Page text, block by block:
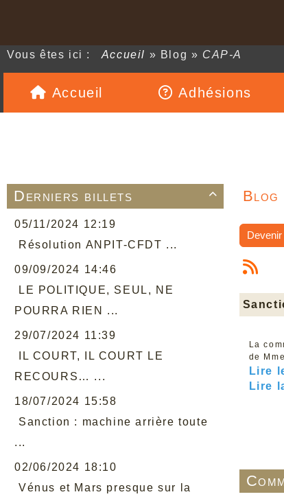
Vous êtes ici : Accueil » Blog » CAP-A
Accueil Adhésions

Derniers billets
05/11/2024 12:19
Résolution ANPIT-CFDT ...
09/09/2024 14:46
LE POLITIQUE, SEUL, NE
POURRA RIEN ...
29/07/2024 11:39
IL COURT, IL COURT LE
RECOURS… ...
18/07/2024 15:58
Sanction : machine arrière toute
...
02/06/2024 18:10
Vénus et Mars presque sur la
Blog
La
de
Lire
Lire